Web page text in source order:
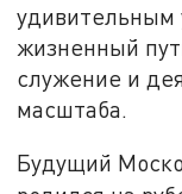
удивительным
жизненный
служение и
масштаба.
Будущий